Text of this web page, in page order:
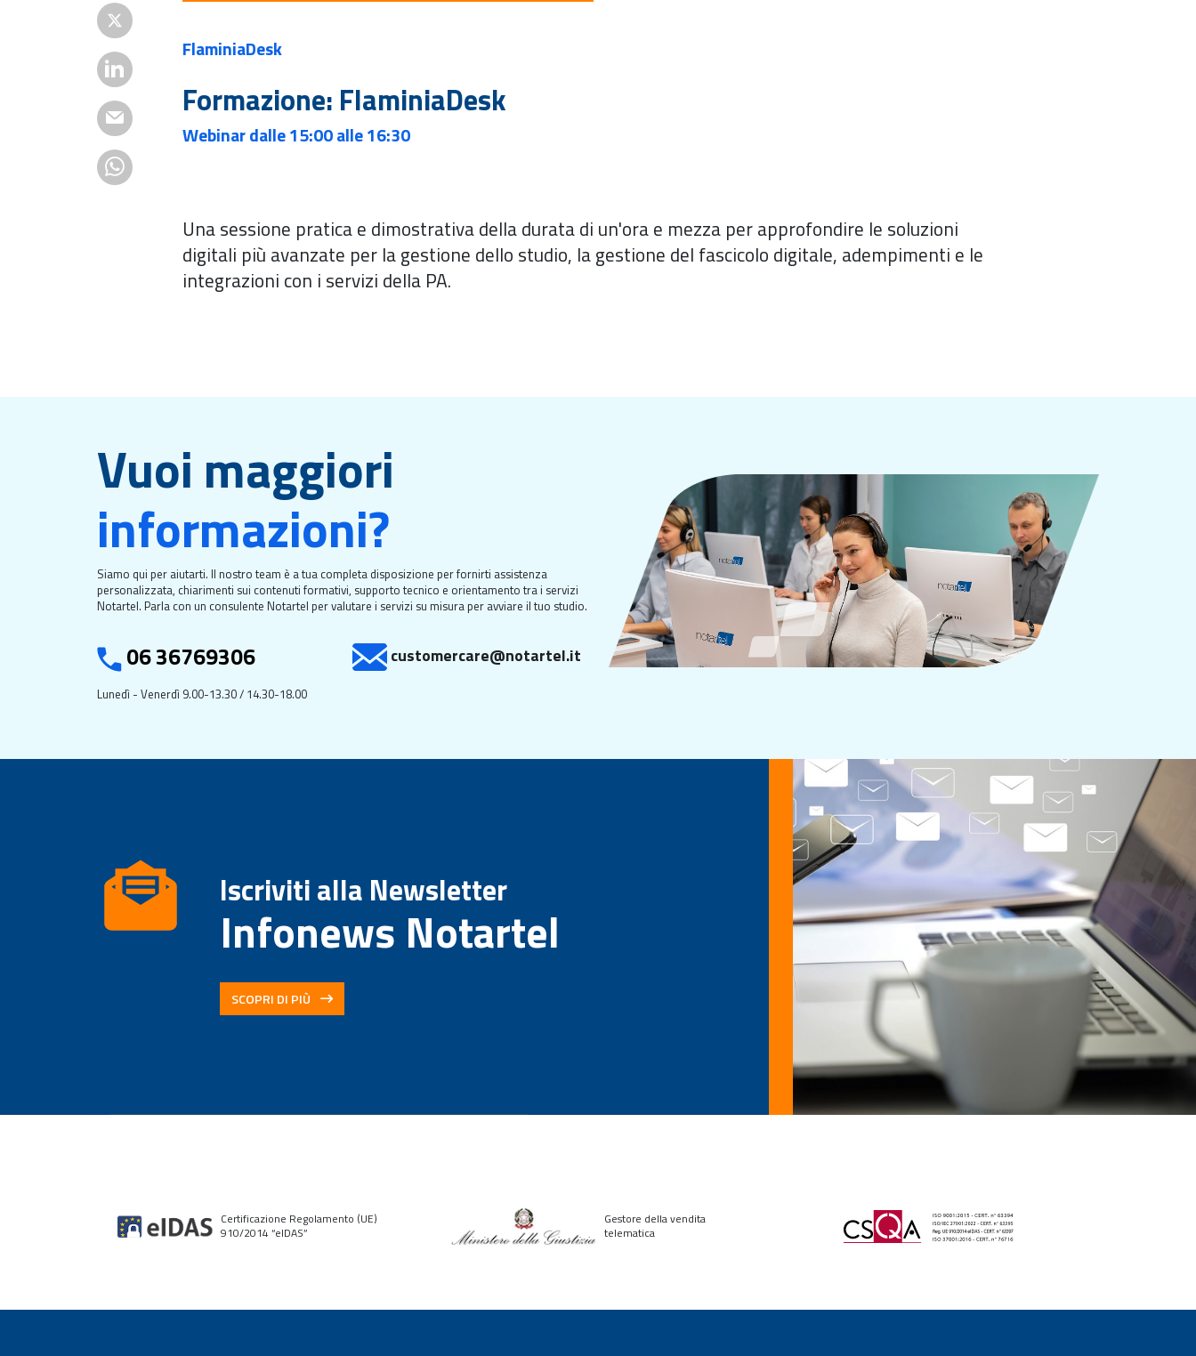
FlaminiaDesk
Formazione: FlaminiaDesk
Webinar dalle 15:00 alle 16:30
Una sessione pratica e dimostrativa della durata di un'ora e mezza per approfondire le soluzioni
digitali più avanzate per la gestione dello studio, la gestione del fascicolo digitale, adempimenti e le
integrazioni con i servizi della PA.
Vuoi maggiori
informazioni?
Siamo qui per aiutarti. Il nostro team è a tua completa disposizione per fornirti assistenza
personalizzata, chiarimenti sui contenuti formativi, supporto tecnico e orientamento tra i servizi
Notartel. Parla con un consulente Notartel per valutare i servizi su misura per avviare il tuo studio.
06 36769306
Lunedì - Venerdì 9.00-13.30 / 14.30-18.00
customercare@notartel.it
Iscriviti alla Newsletter
Infonews Notartel
SCOPRI DI PIÙ
Certificazione Regolamento (UE)
910/2014 “elDAS”
Gestore della vendita
telematica